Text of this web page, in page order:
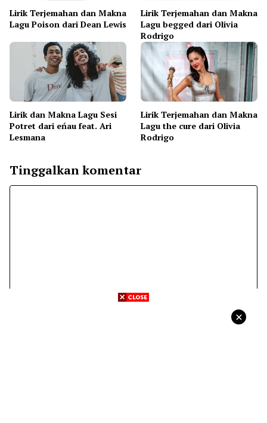
Lirik Terjemahan dan Makna
Lagu Poison dari Dean Lewis
Lirik Terjemahan dan Makna
Lagu begged dari Olivia
Rodrigo
Lirik dan Makna Lagu Sesi
Potret dari eńau feat. Ari
Lesmana
Lirik Terjemahan dan Makna
Lagu the cure dari Olivia
Rodrigo
Tinggalkan komentar